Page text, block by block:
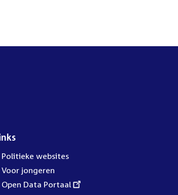
Politieke websites
Voor jongeren
External
Open Data Portaal